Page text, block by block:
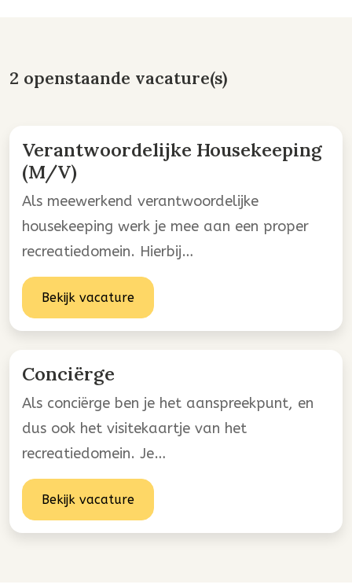
2 openstaande vacature(s)
Verantwoordelijke Housekeeping
(M/V)
Als meewerkend verantwoordelijke
housekeeping werk je mee aan een proper
recreatiedomein. Hierbij…
Bekijk vacature
Conciërge
Als conciërge ben je het aanspreekpunt, en
dus ook het visitekaartje van het
recreatiedomein. Je…
Bekijk vacature